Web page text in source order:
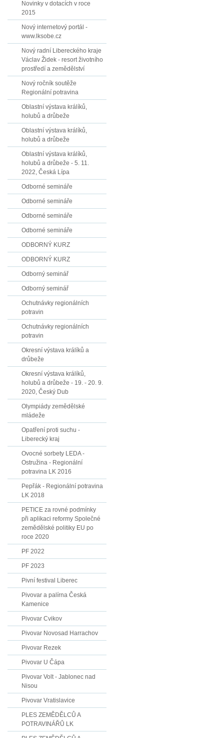
Novinky v dotacích v roce
2015
Nový internetový portál -
www.lksobe.cz
Nový radní Libereckého kraje
Václav Židek - resort životního
prostředí a zemědělství
Nový ročník soutěže
Regionální potravina
Oblastní výstava králíků,
holubů a drůbeže
Oblastní výstava králíků,
holubů a drůbeže
Oblastní výstava králíků,
holubů a drůbeže - 5. 11.
2022, Česká Lípa
Odborné semináře
Odborné semináře
Odborné semináře
Odborné semináře
ODBORNÝ KURZ
ODBORNÝ KURZ
Odborný seminář
Odborný seminář
Ochutnávky regionálních
potravin
Ochutnávky regionálních
potravin
Okresní výstava králíků a
drůbeže
Okresní výstava králíků,
holubů a drůbeže - 19. - 20. 9.
2020, Český Dub
Olympiády zemědělské
mládeže
Opatření proti suchu -
Liberecký kraj
Ovocné sorbety LEDA -
Ostružina - Regionální
potravina LK 2016
Pepřák - Regionální potravina
LK 2018
PETICE za rovné podmínky
při aplikaci reformy Společné
zemědělské politiky EU po
roce 2020
PF 2022
PF 2023
Pivní festival Liberec
Pivovar a palírna Česká
Kamenice
Pivovar Cvikov
Pivovar Novosad Harrachov
Pivovar Rezek
Pivovar U Čápa
Pivovar Volt - Jablonec nad
Nisou
Pivovar Vratislavice
PLES ZEMĚDĚLCŮ A
POTRAVINÁŘŮ LK